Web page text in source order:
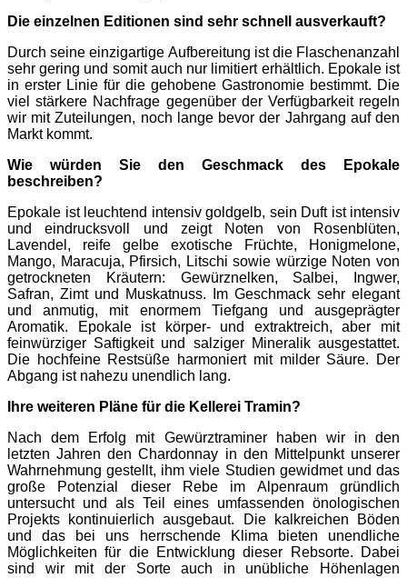
Die einzelnen Editionen sind sehr schnell ausverkauft?
Durch seine einzigartige Aufbereitung ist die Flaschenanzahl
sehr gering und somit auch nur limitiert erhältlich. Epokale ist
in erster Linie für die gehobene Gastronomie bestimmt. Die
viel stärkere Nachfrage gegenüber der Verfügbarkeit regeln
wir mit Zuteilungen, noch lange bevor der Jahrgang auf den
Markt kommt.
Wie würden Sie den Geschmack des Epokale
beschreiben?
Epokale ist leuchtend intensiv goldgelb, sein Duft ist intensiv
und eindrucksvoll und zeigt Noten von Rosenblüten,
Lavendel, reife gelbe exotische Früchte, Honigmelone,
Mango, Maracuja, Pfirsich, Litschi sowie würzige Noten von
getrockneten Kräutern: Gewürznelken, Salbei, Ingwer,
Safran, Zimt und Muskatnuss. Im Geschmack sehr elegant
und anmutig, mit enormem Tiefgang und ausgeprägter
Aromatik. Epokale ist körper- und extraktreich, aber mit
feinwürziger Saftigkeit und salziger Mineralik ausgestattet.
Die hochfeine Restsüße harmoniert mit milder Säure. Der
Abgang ist nahezu unendlich lang.
Ihre weiteren Pläne für die Kellerei Tramin?
Nach dem Erfolg mit Gewürztraminer haben wir in den
letzten Jahren den Chardonnay in den Mittelpunkt unserer
Wahrnehmung gestellt, ihm viele Studien gewidmet und das
große Potenzial dieser Rebe im Alpenraum gründlich
untersucht und als Teil eines umfassenden önologischen
Projekts kontinuierlich ausgebaut. Die kalkreichen Böden
und das bei uns herrschende Klima bieten unendliche
Möglichkeiten für die Entwicklung dieser Rebsorte. Dabei
sind wir mit der Sorte auch in unübliche Höhenlagen